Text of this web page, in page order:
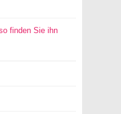
finden Sie ihn